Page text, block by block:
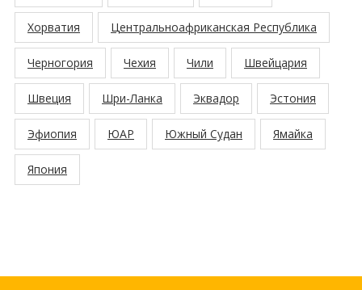
Хорватия Центральноафриканская Республика
Черногория Чехия Чили Швейцария
Швеция Шри-Ланка Эквадор Эстония
Эфиопия ЮАР Южный Судан Ямайка
Япония